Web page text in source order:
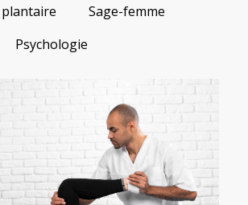
Sage-femme
Psychologie